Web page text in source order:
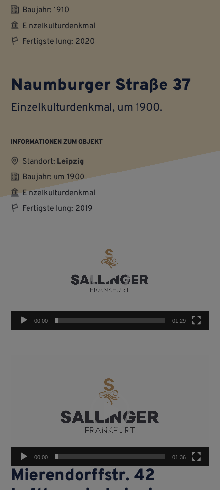
Baujahr: 1910
Einzelkulturdenkmal
Fertigstellung: 2020
Naumburger Straße 37
Einzel­kultur­denkmal, um 1900.
INFORMATIONEN ZUM OBJEKT
Standort: Leipzig
Baujahr: um 1900
Einzelkulturdenkmal
Fertigstellung: 2019
00:00 01:29
00:00 01:36
Mierendorffstr. 42